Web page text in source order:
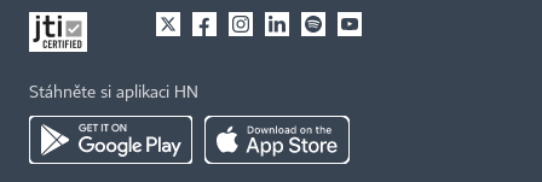
Stáhněte si aplikaci HN